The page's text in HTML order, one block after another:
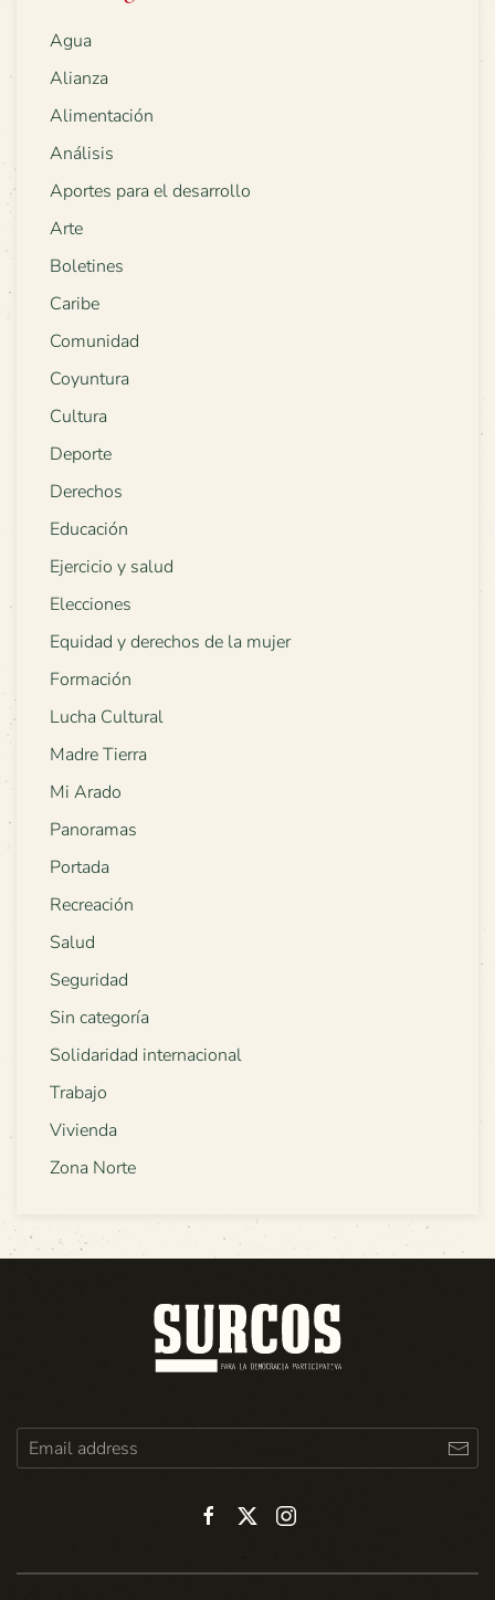
Agua
Alianza
Alimentación
Análisis
Aportes para el desarrollo
Arte
Boletines
Caribe
Comunidad
Coyuntura
Cultura
Deporte
Derechos
Educación
Ejercicio y salud
Elecciones
Equidad y derechos de la mujer
Formación
Lucha Cultural
Madre Tierra
Mi Arado
Panoramas
Portada
Recreación
Salud
Seguridad
Sin categoría
Solidaridad internacional
Trabajo
Vivienda
Zona Norte